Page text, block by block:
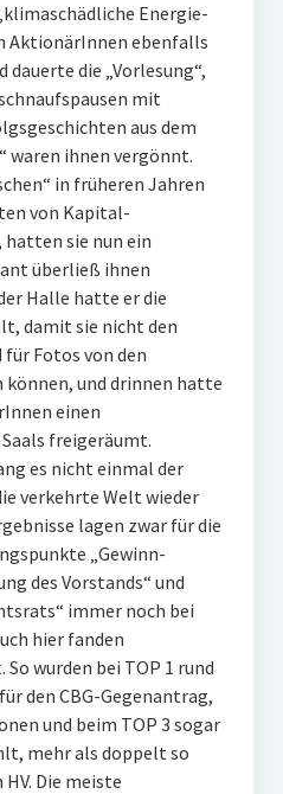
Energie-
AktionärInnen ebenfalls
dauerte die „Vorlesung“,
mit
aus dem
waren ihnen vergönnt.
in früheren Jahren
von Kapital-
sie nun ein
überließ ihnen
Halle hatte er die
damit sie nicht den
Fotos von den
und drinnen hatte
einen
freigeräumt.
es nicht einmal der
verkehrte Welt wieder
lagen zwar für die
„Gewinn-
des Vorstands“ und
immer noch bei
hier fanden
wurden bei TOP 1 rund
den CBG-Gegenantrag,
und beim TOP 3 sogar
mehr als doppelt so
Die meiste